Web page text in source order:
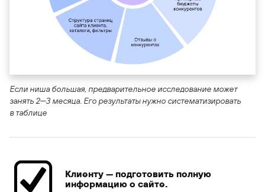
Если ниша большая, предварительное исследование может
занять 2—3 месяца. Его результаты нужно систематизировать
в таблице
Клиенту — подготовить полную
информацию о сайте.